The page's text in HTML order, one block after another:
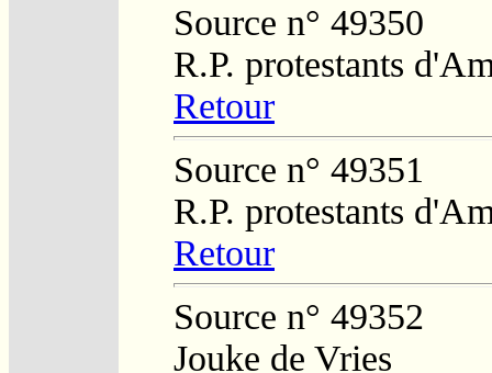
Source n° 49350
R.P. protestants
Retour
Source n° 49351
R.P. protestants
Retour
Source n° 49352
Jouke de Vries